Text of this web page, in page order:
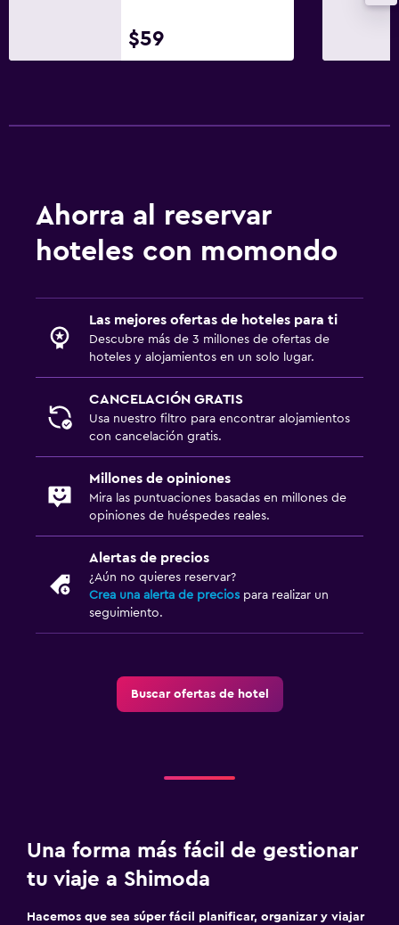
$59
Ahorra al reservar
hoteles con momondo
Las mejores ofertas de hoteles para ti
Descubre más de 3 millones de ofertas de
hoteles y alojamientos en un solo lugar.
CANCELACIÓN GRATIS
Usa nuestro filtro para encontrar alojamientos
con cancelación gratis.
Millones de opiniones
Mira las puntuaciones basadas en millones de
opiniones de huéspedes reales.
Alertas de precios
¿Aún no quieres reservar?
Crea una alerta de precios para realizar un
seguimiento.
Buscar ofertas de hotel
Una forma más fácil de gestionar
tu viaje a Shimoda
Hacemos que sea súper fácil planificar, organizar y viajar